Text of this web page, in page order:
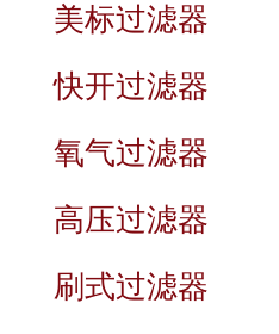
美标过滤器
快开过滤器
氧气过滤器
高压过滤器
刷式过滤器